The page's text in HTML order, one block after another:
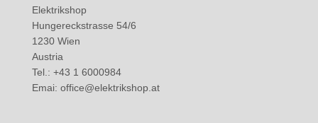
Elektrikshop
Hungereckstrasse 54/6
1230 Wien
Austria
Tel.: +43 1 6000984
Emai: office@elektrikshop.at